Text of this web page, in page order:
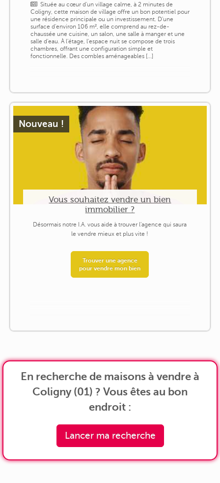
Située au cœur d'un village calme, à 2 minutes de
Coligny, cette maison de village offre un bon potentiel pour
une résidence principale ou un investissement. D'une
surface d'environ 106 m², elle comprend au rez-de-
chaussée une cuisine, un salon, une salle à manger et une
salle d'eau. À l'étage, l'espace nuit se compose de trois
chambres, offrant une configuration simple et
fonctionnelle. Des combles aménageables [...]
Nouveau !
Vous souhaitez vendre un bien
immobilier ?
Désormais notre I.A. vous aide à trouver l'agence qui saura
le vendre mieux et plus vite !
Trouver une agence
pour vendre mon bien
En recherche de maisons à vendre à
Coligny (01) ? Vous êtes au bon
endroit :
Lancer ma recherche